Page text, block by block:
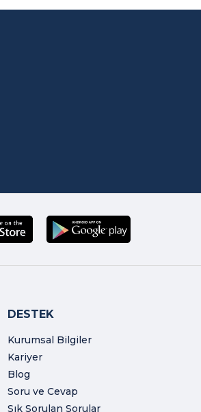
DESTEK
Kurumsal Bilgiler
Kariyer
Blog
Soru ve Cevap
Sık Sorulan Sorular